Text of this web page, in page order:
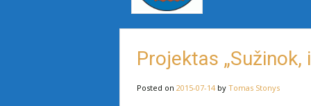
Projektas „Sužinok,
Posted on 2015-07-14 by Tomas Stonys